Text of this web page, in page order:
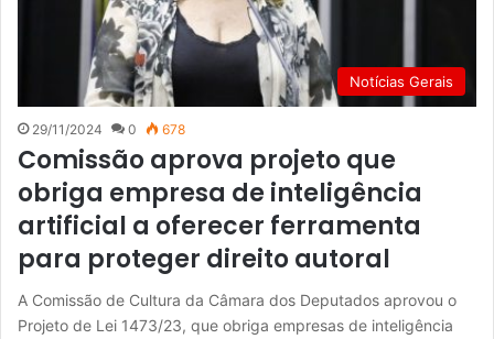
Notícias Gerais
29/11/2024 0 678
Comissão aprova projeto que
obriga empresa de inteligência
artificial a oferecer ferramenta
para proteger direito autoral
A Comissão de Cultura da Câmara dos Deputados aprovou o
Projeto de Lei 1473/23, que obriga empresas de inteligência